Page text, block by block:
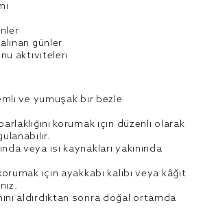
günler
aktiviteleri
ve yumuşak bir bezle
korumak için düzenli olarak
veya ısı kaynakları yakınında
için ayakkabı kalıbı veya kâğıt
aldırdıktan sonra doğal ortamda